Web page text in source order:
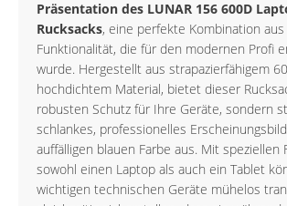
Präsentation des LUNAR 156 600D
Rucksacks, eine perfekte Kombination
Funktionalität, die für den modernen Profi
wurde. Hergestellt aus strapazierfähigem
hochdichtem Material, bietet dieser
robusten Schutz für Ihre Geräte, sondern
schlankes, professionelles
auffälligen blauen Farbe aus. Mit speziellen
sowohl einen Laptop als auch ein Tablet
wichtigen technischen Geräte mühelos